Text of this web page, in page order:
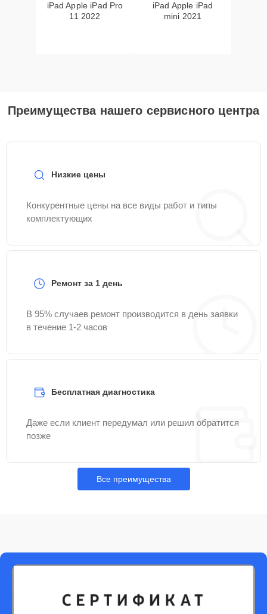
iPad Apple iPad Pro
11 2022
iPad Apple iPad
mini 2021
Преимущества нашего сервисного центра
Низкие цены
Конкурентные цены на все виды работ и типы
комплектующих
Ремонт за 1 день
В 95% случаев ремонт производится в день заявки
в течение 1-2 часов
Бесплатная диагностика
Даже если клиент передумал или решил обратится
позже
Все преимущества